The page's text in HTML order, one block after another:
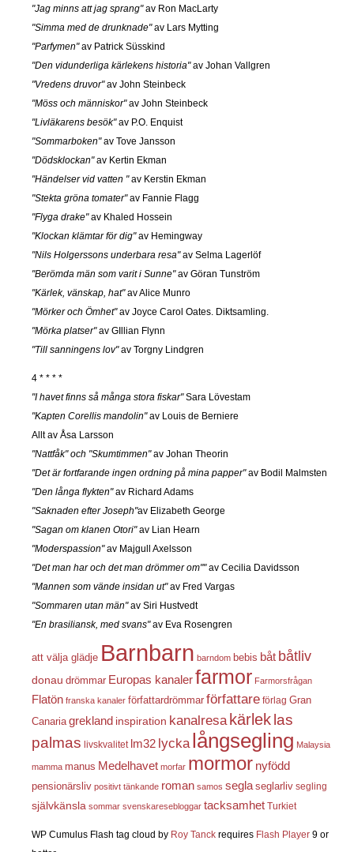
"Jag minns att jag sprang"av Ron MacLarty
"Simma med de drunknade"av Lars Mytting
"Parfymen"av Patrick Süsskind
"Den vidunderliga kärlekens historia"av Johan Vallgren
"Vredens druvor"av John Steinbeck
"Möss och människor"av John Steinbeck
"Livläkarens besök"av P.O. Enquist
"Sommarboken"av Tove Jansson
"Dödsklockan"av Kertin Ekman
"Händelser vid vatten "av Kerstin Ekman
"Stekta gröna tomater"av Fannie Flagg
"Flyga drake"av Khaled Hossein
"Klockan klämtar för dig"av Hemingway
"Nils Holgerssons underbara resa"av Selma Lagerlöf
"Berömda män som varit i Sunne"av Göran Tunström
"Kärlek, vänskap, hat"av Alice Munro
"Mörker och Ömhet"av Joyce Carol Oates. Diktsamling.
"Mörka platser"av GIllian Flynn
"Till sanningens lov"av Torgny Lindgren
4 * * * *
"I havet finns så många stora fiskar"Sara Lövestam
"Kapten Corellis mandolin"av Louis de Berniere
Allt av Åsa Larsson
"Nattfåk" och "Skumtimmen"av Johan Theorin
"Det är fortfarande ingen ordning på mina papper"av Bodil Malmsten
"Den långa flykten"av Richard Adams
"Saknaden efter Joseph"av Elizabeth George
"Sagan om klanen Otori"av Lian Hearn
"Moderspassion"av Majgull Axelsson
"Det man har och det man drömmer om""av Cecilia Davidsson
"Mannen som vände insidan ut"av Fred Vargas
"Sommaren utan män"av Siri Hustvedt
"En brasiliansk, med svans"av Eva Rosengren
att välja glädje Barnbarn barndom bebis båt båtliv
donau drömmar Europas kanalerfarmor Farmorsfrågan
Flatön franska kanaler författardrömmar författare förlag Gran
Canaria grekland inspiration kanalresa kärleklas
palmas livskvalitet lm32 lycka långsegling Malaysia
mamma manus Medelhavet morfar mormor nyfödd
pensionärsliv positivt tänkande roman samos segla seglarliv segling
självkänsla sommar svenskaresebloggar tacksamhet Turkiet
WP Cumulus Flash tag cloud by Roy Tanck requires Flash Player 9 or